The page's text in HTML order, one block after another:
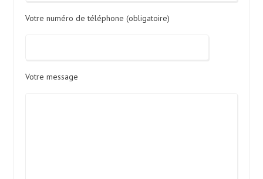
Votre numéro de téléphone (obligatoire)
Votre message